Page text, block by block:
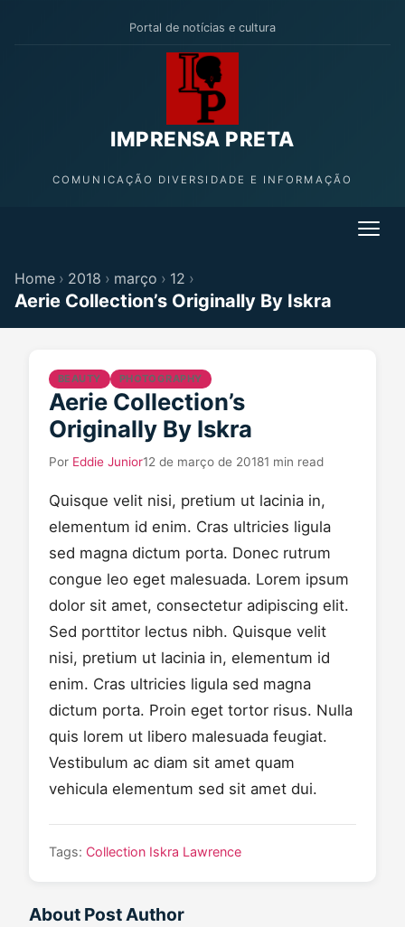
Portal de notícias e cultura
IMPRENSA PRETA
COMUNICAÇÃO DIVERSIDADE E INFORMAÇÃO
Home › 2018 › março › 12 ›
Aerie Collection’s Originally By Iskra
BEAUTY PHOTOGRAPHY
Aerie Collection’s
Originally By Iskra
Por Eddie Junior12 de março de 20181 min read
Quisque velit nisi, pretium ut lacinia in,
elementum id enim. Cras ultricies ligula
sed magna dictum porta. Donec rutrum
congue leo eget malesuada. Lorem ipsum
dolor sit amet, consectetur adipiscing elit.
Sed porttitor lectus nibh. Quisque velit
nisi, pretium ut lacinia in, elementum id
enim. Cras ultricies ligula sed magna
dictum porta. Proin eget tortor risus. Nulla
quis lorem ut libero malesuada feugiat.
Vestibulum ac diam sit amet quam
vehicula elementum sed sit amet dui.
Tags: Collection Iskra Lawrence
About Post Author